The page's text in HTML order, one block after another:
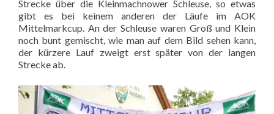
Strecke über die Kleinmachnower Schleuse, so etwas
gibt es bei keinem anderen der Läufe im AOK
Mittelmarkcup. An der Schleuse waren Groß und Klein
noch bunt gemischt, wie man auf dem Bild sehen kann,
der kürzere Lauf zweigt erst später von der langen
Strecke ab.